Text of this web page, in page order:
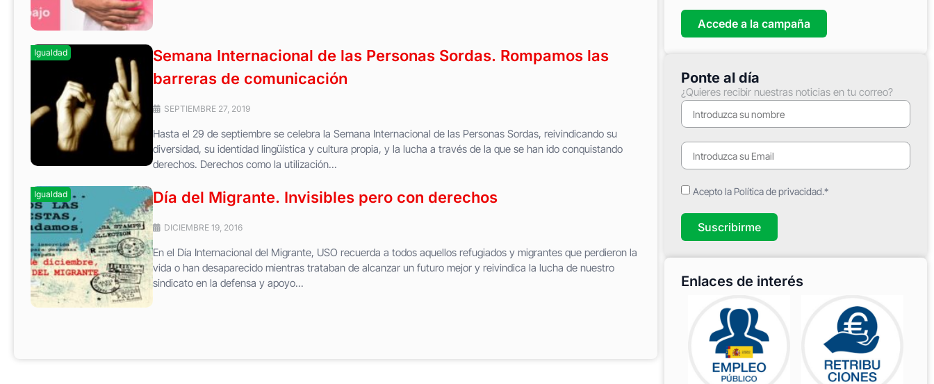
Igualdad
Semana Internacional de las Personas Sordas. Rompamos las
barreras de comunicación
SEPTIEMBRE 27, 2019
Hasta el 29 de septiembre se celebra la Semana Internacional de las Personas Sordas, reivindicando su
diversidad, su identidad lingüística y cultura propia, y la lucha a través de la que se han ido conquistando
derechos. Derechos como la utilización...
Igualdad Día del Migrante. Invisibles pero con derechos
DICIEMBRE 19, 2016
En el Día Internacional del Migrante, USO recuerda a todos aquellos refugiados y migrantes que perdieron la
vida o han desaparecido mientras trataban de alcanzar un futuro mejor y reivindica la lucha de nuestro
sindicato en la defensa y apoyo...
Accede a la campaña
Ponte al día
¿Quieres recibir nuestras noticias en tu correo?
Acepto la Política de privacidad.*
Suscribirme
Enlaces de interés